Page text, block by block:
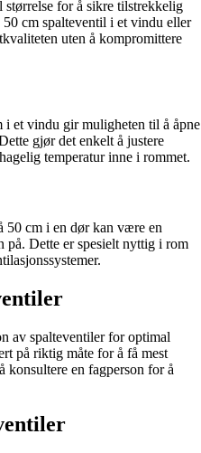
størrelse for å sikre tilstrekkelig
cm spalteventil i et vindu eller
uten å kompromittere
i et vindu gir muligheten til å åpne
gjør det enkelt å justere
temperatur inne i rommet.
50 cm i en dør kan være en
på. Dette er spesielt nyttig i rom
av spalteventiler for optimal
på riktig måte for å få mest
en fagperson for å